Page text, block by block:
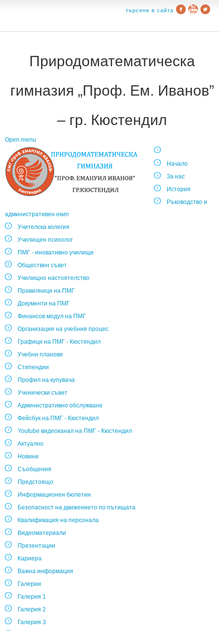
търсене в сайта
Природоматематическа
гимназия „Проф. Ем. Иванов”
– гр. Кюстендил
Open menu
Начало
За нас
История
Ръководство и
административен екип
Учителска колегия
Училищен психолог
ПМГ - иновативно училище
Обществен съвет
Училищно настоятелство
Правилници на ПМГ
Документи на ПМГ
Финансов модул на ПМГ
Организация на учебния процес
Графици на ПМГ - Кюстендил
Учебни планове
Стипендии
Профил на купувача
Ученически съвет
Административно обслужване
Фейсбук на ПМГ - Кюстендил
Youtube видеоканал на ПМГ - Кюстендил
Актуално
Новини
Съобщения
Предстоящо
Информационен бюлетин
Безопасност на движението по пътищата
Квалификация на персонала
Видеоматериали
Презентации
Кариера
Важна информация
Галерии
Галерия 1
Галерия 2
Галерия 3